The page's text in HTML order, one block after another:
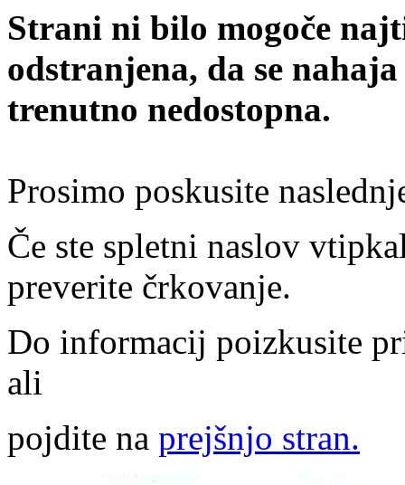
Strani ni bilo mogoče
odstranjena, da se
trenutno nedostopna.
Prosimo poskusite
Če ste spletni naslov
preverite črkovanje.
Do informacij poizkusite
ali
pojdite na prejšnjo stran.